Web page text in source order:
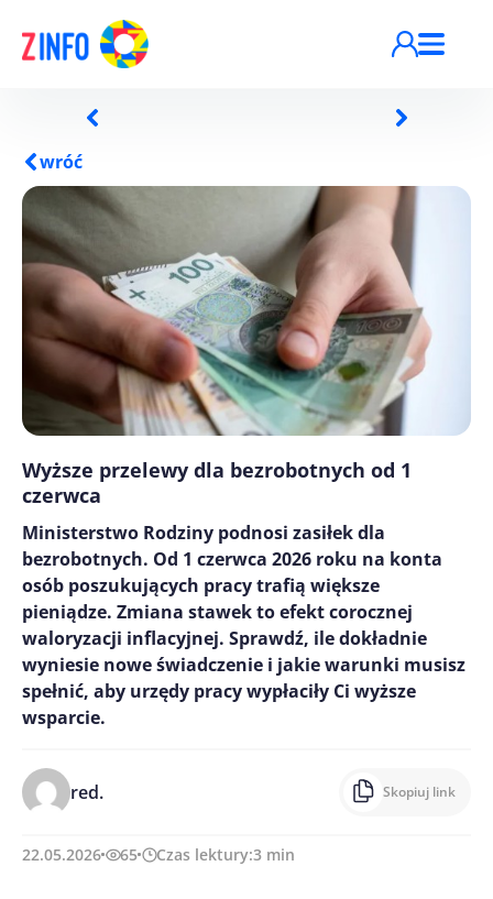
wróć
Wyższe przelewy dla bezrobotnych od 1
czerwca
Ministerstwo Rodziny podnosi zasiłek dla
bezrobotnych. Od 1 czerwca 2026 roku na konta
osób poszukujących pracy trafią większe
pieniądze. Zmiana stawek to efekt corocznej
waloryzacji inflacyjnej. Sprawdź, ile dokładnie
wyniesie nowe świadczenie i jakie warunki musisz
spełnić, aby urzędy pracy wypłaciły Ci wyższe
wsparcie.
red. Skopiuj link
22.05.2026 65 Czas lektury:3 min